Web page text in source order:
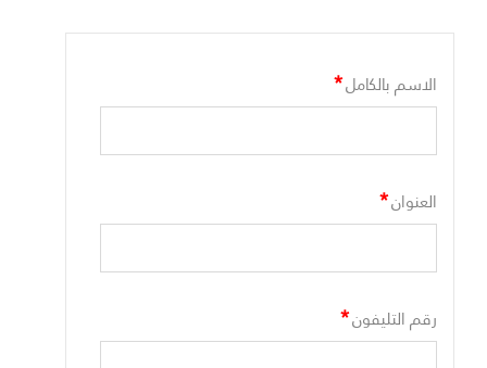
الاسم بالكامل*
العنوان*
رقم التليفون*